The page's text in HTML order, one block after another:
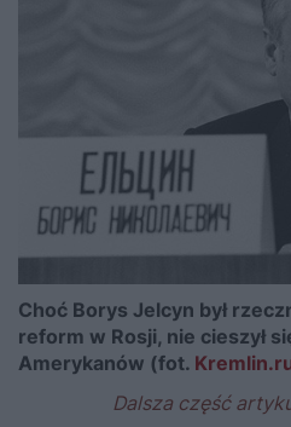
Choć Borys Jelcyn był
reform w Rosji, nie cieszył
Amerykanów (fot.